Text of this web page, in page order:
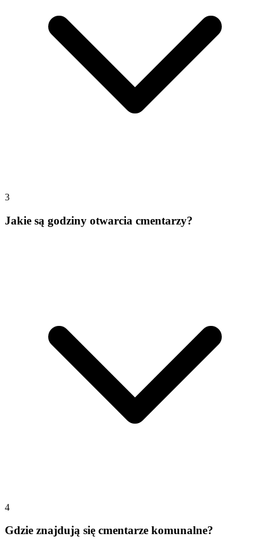
3
Jakie są godziny otwarcia cmentarzy?
4
Gdzie znajdują się cmentarze komunalne?